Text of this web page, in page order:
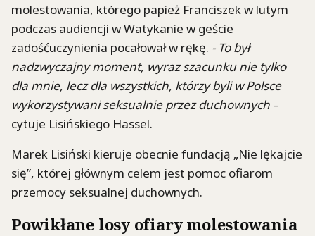
molestowania, którego papież Franciszek w lutym
podczas audiencji w Watykanie w geście
zadośćuczynienia pocałował w rękę. - To był
nadzwyczajny moment, wyraz szacunku nie tylko
dla mnie, lecz dla wszystkich, którzy byli w Polsce
wykorzystywani seksualnie przez duchownych –
cytuje Lisińskiego Hassel.
Marek Lisiński kieruje obecnie fundacją „Nie lękajcie
się”, której głównym celem jest pomoc ofiarom
przemocy seksualnej duchownych.
Powikłane losy ofiary molestowania